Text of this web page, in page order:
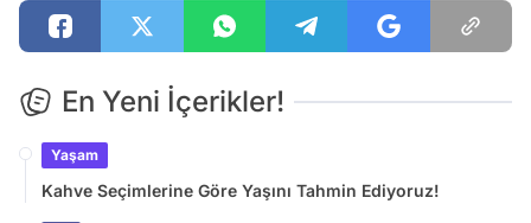
En Yeni İçerikler!
Yaşam
Kahve Seçimlerine Göre Yaşını Tahmin Ediyoruz!